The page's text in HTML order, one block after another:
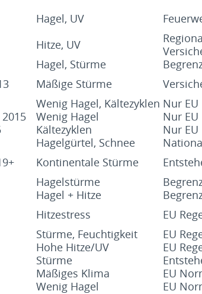
Hagel, UV
Hitze, UV
Hagel, Stürme
Mäßige Stürme
Wenig Hagel, Kältezyklen Nur
Wenig Hagel Nur
Kältezyklen Nur
Hagelgürtel, Schnee
Kontinentale Stürme
Hagelstürme
Hagel + Hitze
Hitzestress EU
Stürme, Feuchtigkeit EU
Hohe Hitze/UV EU
Stürme
Mäßiges Klima EU
Wenig Hagel EU